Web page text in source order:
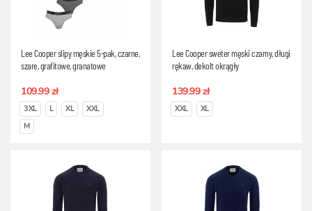
Lee Cooper slipy męskie 5-pak, czarne,
szare, grafitowe, granatowe
109.99 zł
3XL L XL
XXL
M
Lee Cooper sweter męski czarny, długi
rękaw, dekolt okrągły
139.99 zł
XXL XL